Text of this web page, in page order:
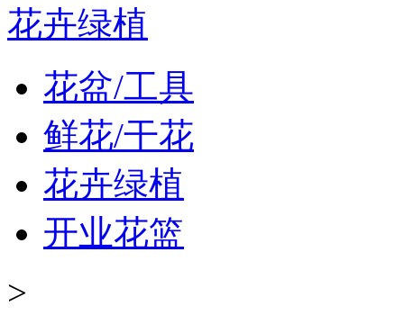
花卉绿植
花盆/工具
鲜花/干花
花卉绿植
开业花篮
>